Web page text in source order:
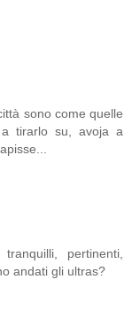
sono come quelle
tirarlo su, avoja a
pertinenti,
andati gli ultras?